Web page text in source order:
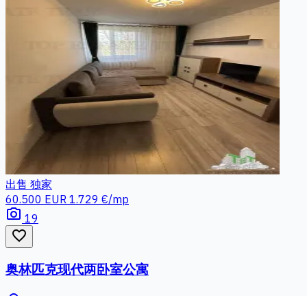
出售 独家
60.500 EUR 1.729 €/mp
photo_camera 19
favorite_border
奥林匹克现代两卧室公寓